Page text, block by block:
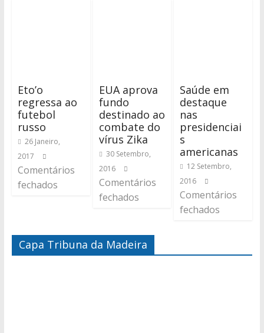
Eto’o
regressa ao
futebol
russo
26 Janeiro,
2017
Comentários
fechados
EUA aprova
fundo
destinado ao
combate do
vírus Zika
30 Setembro,
2016
Comentários
fechados
Saúde em
destaque
nas
presidenciai
s
americanas
12 Setembro,
2016
Comentários
fechados
Capa Tribuna da Madeira